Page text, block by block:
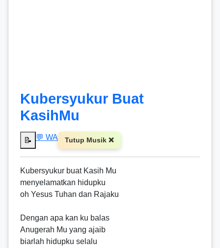
Kubersyukur Buat
KasihMu
📝 💬 WA Tutup Musik ❌
Kubersyukur buat Kasih Mu
menyelamatkan hidupku
oh Yesus Tuhan dan Rajaku
Dengan apa kan ku balas
Anugerah Mu yang ajaib
biarlah hidupku selalu